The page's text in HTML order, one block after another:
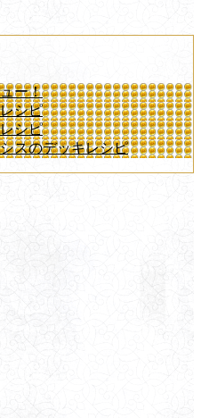
ー！
シピ
シピ
スのデッキレシピ